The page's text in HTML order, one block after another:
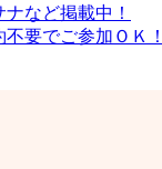
など掲載中！
要でご参加ＯＫ